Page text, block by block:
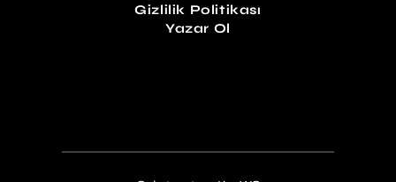
Gizlilik Politikası
Yazar Ol